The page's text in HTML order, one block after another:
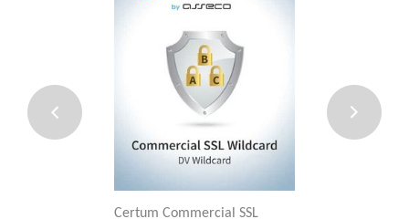
Certum Commercial SSL